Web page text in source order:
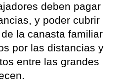
deben pagar
y poder cubrir
la canasta familiar
por las distancias y
entre las grandes